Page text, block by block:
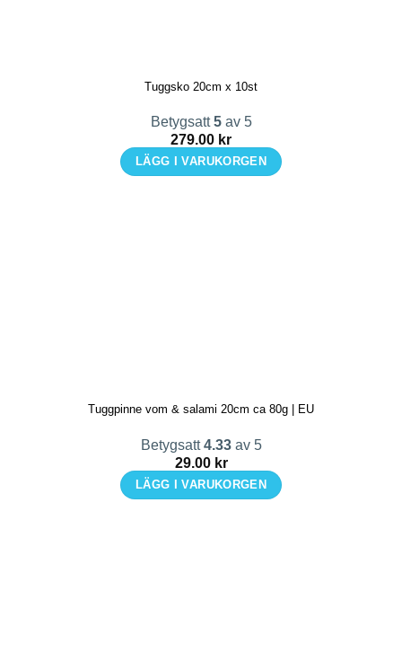
Tuggsko 20cm x 10st
Betygsatt5av 5
279.00 kr
LÄGG I VARUKORGEN
Tuggpinne vom & salami 20cm ca 80g | EU
Betygsatt4.33av 5
29.00 kr
LÄGG I VARUKORGEN